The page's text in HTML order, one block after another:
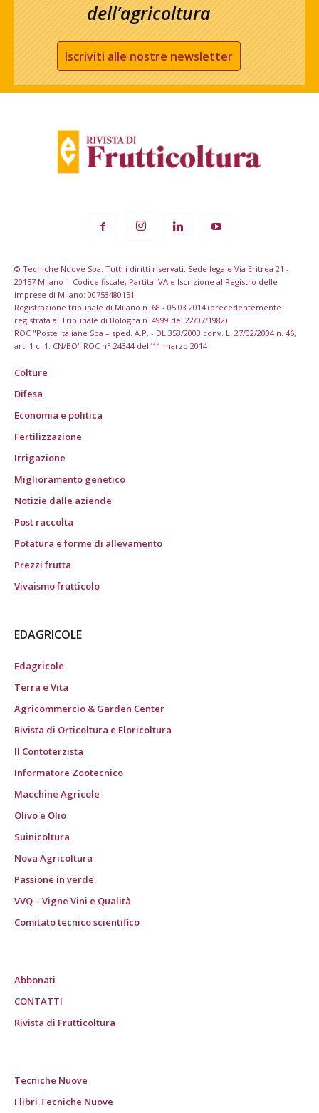
dell’agricoltura
Iscriviti alle nostre newsletter
© Tecniche Nuove Spa. Tutti i diritti riservati. Sede legale Via Eritrea 21 -
20157 Milano | Codice fiscale, Partita IVA e Iscrizione al Registro delle
imprese di Milano: 00753480151
Registrazione tribunale di Milano n. 68 - 05.03.2014 (precedentemente
registrata al Tribunale di Bologna n. 4999 del 22/07/1982)
ROC "Poste italiane Spa – sped. A.P. - DL 353/2003 conv. L. 27/02/2004 n. 46,
art. 1 c. 1: CN/BO" ROC n° 24344 dell’11 marzo 2014
Colture
Difesa
Economia e politica
Fertilizzazione
Irrigazione
Miglioramento genetico
Notizie dalle aziende
Post raccolta
Potatura e forme di allevamento
Prezzi frutta
Vivaismo frutticolo
EDAGRICOLE
Edagricole
Terra e Vita
Agricommercio & Garden Center
Rivista di Orticoltura e Floricoltura
Il Contoterzista
Informatore Zootecnico
Macchine Agricole
Olivo e Olio
Suinicoltura
Nova Agricoltura
Passione in verde
VVQ – Vigne Vini e Qualità
Comitato tecnico scientifico
Abbonati
CONTATTI
Rivista di Frutticoltura
Tecniche Nuove
I libri Tecniche Nuove